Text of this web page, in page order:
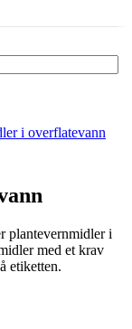
i overflatevann
plantevernmidler i
med et krav
etiketten.